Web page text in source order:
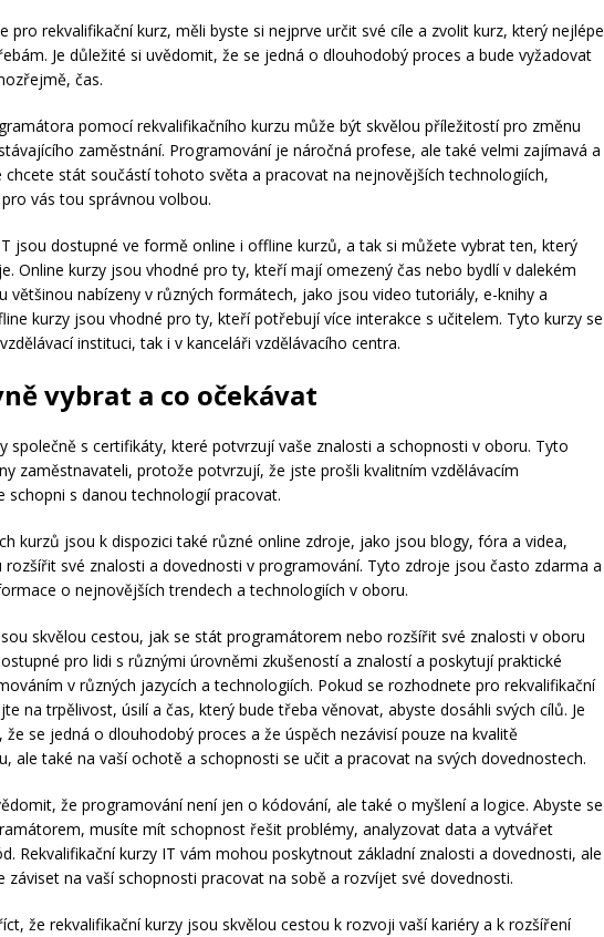
pro rekvalifikační kurz, měli byste si nejprve určit své cíle a zvolit kurz, který nejlépe
Je důležité si uvědomit, že se jedná o dlouhodobý proces a bude vyžadovat
čas.
pomocí rekvalifikačního kurzu může být skvělou příležitostí pro změnu
zaměstnání. Programování je náročná profese, ale také velmi zajímavá a
chcete stát součástí tohoto světa a pracovat na nejnovějších technologiích,
vás tou správnou volbou.
jsou dostupné ve formě online i offline kurzů, a tak si můžete vybrat ten, který
Online kurzy jsou vhodné pro ty, kteří mají omezený čas nebo bydlí v dalekém
většinou nabízeny v různých formátech, jako jsou video tutoriály, e-knihy a
kurzy jsou vhodné pro ty, kteří potřebují více interakce s učitelem. Tyto kurzy se
instituci, tak i v kanceláři vzdělávacího centra.
vybrat a co očekávat
společně s certifikáty, které potvrzují vaše znalosti a schopnosti v oboru. Tyto
zaměstnavateli, protože potvrzují, že jste prošli kvalitním vzdělávacím
schopni s danou technologií pracovat.
kurzů jsou k dispozici také různé online zdroje, jako jsou blogy, fóra a videa,
své znalosti a dovednosti v programování. Tyto zdroje jsou často zdarma a
o nejnovějších trendech a technologiích v oboru.
skvělou cestou, jak se stát programátorem nebo rozšířit své znalosti v oboru
pro lidi s různými úrovněmi zkušeností a znalostí a poskytují praktické
v různých jazycích a technologiích. Pokud se rozhodnete pro rekvalifikační
na trpělivost, úsilí a čas, který bude třeba věnovat, abyste dosáhli svých cílů. Je
se jedná o dlouhodobý proces a že úspěch nezávisí pouze na kvalitě
ale také na vaší ochotě a schopnosti se učit a pracovat na svých dovednostech.
že programování není jen o kódování, ale také o myšlení a logice. Abyste se
musíte mít schopnost řešit problémy, analyzovat data a vytvářet
Rekvalifikační kurzy IT vám mohou poskytnout základní znalosti a dovednosti, ale
záviset na vaší schopnosti pracovat na sobě a rozvíjet své dovednosti.
že rekvalifikační kurzy jsou skvělou cestou k rozvoji vaší kariéry a k rozšíření